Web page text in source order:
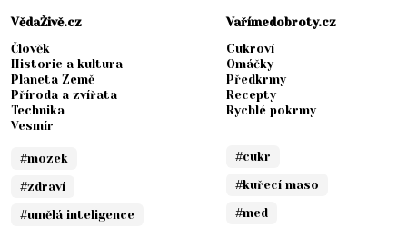
VědaŽivě.cz
Člověk
Historie a kultura
Planeta Země
Příroda a zvířata
Technika
Vesmír
#mozek
#zdraví
#umělá inteligence
Vařímedobroty.cz
Cukroví
Omáčky
Předkrmy
Recepty
Rychlé pokrmy
#cukr
#kuřecí maso
#med